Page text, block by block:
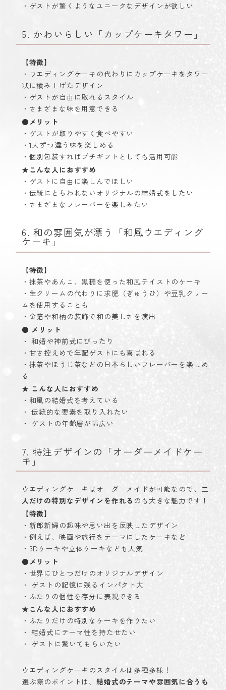
・ゲストが驚くようなユニークなデザインが欲しい
5. かわいらしい「カップケーキタワー」
【特徴】
・ウエディングケーキの代わりにカップケーキをタワー
状に積み上げたデザイン
・ゲストが自由に取れるスタイル
・さまざまな味を用意できる
●メリット
・ゲストが取りやすく食べやすい
・1人ずつ違う味を楽しめる
・個別包装すればプチギフトとしても活用可能
★こんな人におすすめ
・ゲストに自由に楽しんでほしい
・伝統にとらわれないオリジナルの結婚式をしたい
・さまざまなフレーバーを楽しみたい
6. 和の雰囲気が漂う「和風ウエディング
ケーキ」
【特徴】
・抹茶やあんこ、黒糖を使った和風テイストのケーキ
・生クリームの代わりに求肥（ぎゅうひ）や豆乳クリー
ムを使用することも
・金箔や和柄の装飾で和の美しさを演出
● メリット
・ 和婚や神前式にぴったり
・甘さ控えめで年配ゲストにも喜ばれる
・抹茶やほうじ茶などの日本らしいフレーバーを楽しめ
る
★ こんな人におすすめ
・和風の結婚式を考えている
・ 伝統的な要素を取り入れたい
・ ゲストの年齢層が幅広い
7. 特注デザインの「オーダーメイドケー
キ」
ウエディングケーキはオーダーメイドが可能なので、 二
人だけの特別なデザインを作れる のも大きな魅力です！
【特徴】
・新郎新婦の趣味や思い出を反映したデザイン
・例えば、映画や旅行をテーマにしたケーキなど
・3Dケーキや立体ケーキなども人気
●メリット
・世界にひとつだけのオリジナルデザイン
・ ゲストの記憶に残るインパクト大
・ふたりの個性を存分に表現できる
★こんな人におすすめ
・ふたりだけの特別なケーキを作りたい
・ 結婚式にテーマ性を持たせたい
・ ゲストに驚いてもらいたい
ウエディングケーキのスタイルは多種多様！
選ぶ際のポイントは、結婚式のテーマや雰囲気に合うも